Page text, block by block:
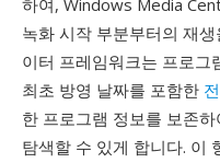
하여, Windows Media
녹화 시작 부분부터의 재
이터 프레임워크는 프로그
최초 방영 날짜를 포함한
한 프로그램 정보를 보존
탐색할 수 있게 합니다. 이